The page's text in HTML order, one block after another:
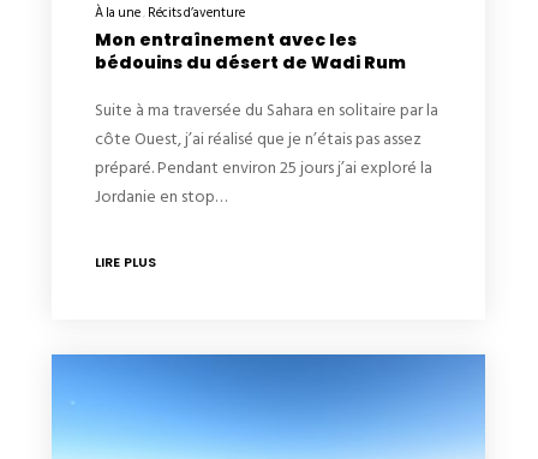
À la une Récits d’aventure
Mon entraînement avec les
bédouins du désert de Wadi Rum
Suite à ma traversée du Sahara en solitaire par la
côte Ouest, j’ai réalisé que je n’étais pas assez
préparé. Pendant environ 25 jours j’ai exploré la
Jordanie en stop…
LIRE PLUS